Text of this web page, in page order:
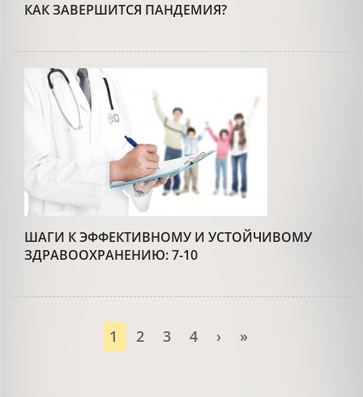
КАК ЗАВЕРШИТСЯ ПАНДЕМИЯ?
ШАГИ К ЭФФЕКТИВНОМУ И УСТОЙЧИВОМУ
ЗДРАВООХРАНЕНИЮ: 7-10
1 2 3 4 › »